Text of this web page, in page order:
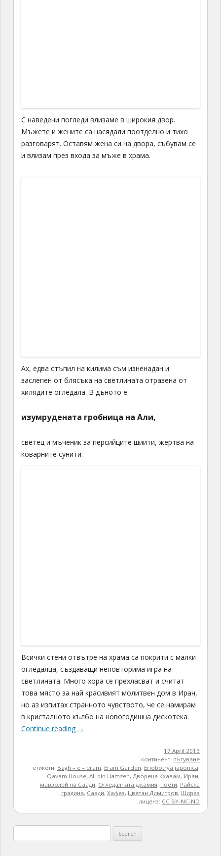
С наведени погледи влизаме в широкия двор.
Мъжете и жените са насядали поотделно и тихо
разговарят. Оставям жена си на двора, събувам се
и влизам през входа за мъже в храма.
Ах, едва стъпил на килима съм изненадан и
заслепен от блясъка на светлината отразена от
хилядите огледала. В дъното е
изумрудената гробница на Али,
светец и мъченик за персийците шиити, жертва на
коварните сунити.
Всички стени отвътре на храма са покрити с малки
огледалца, създаващи неповторима игра на
светлината. Много хора се прехласват и считат
това място за най красивият молитвен дом в Иран,
но аз изпитах странното чувството, че се намирам
в кристалното кълбо на новогодишна дискотека.
Continue reading →
17 April 2013
континент: пътуване
етикети: Bagh – e – eram, Eram Garden, Eriobotrya japonica,
Qavam House,Аli bin Нamzeh,Двореца Кхавам, Иран,
мавзолей на Саади, Огледалната джамия, поети, Райска
градина, Саади,Хафез, Цветан Димитров, Шираз
лиценз: CC BY-NC-ND
for: